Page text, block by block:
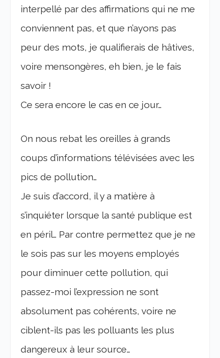
interpellé par des affirmations qui ne me
conviennent pas, et que n’ayons pas
peur des mots, je qualifierais de hâtives,
voire mensongères, eh bien, je le fais
savoir !
Ce sera encore le cas en ce jour…
On nous rebat les oreilles à grands
coups d’informations télévisées avec les
pics de pollution…
Je suis d’accord, il y a matière à
s’inquiéter lorsque la santé publique est
en péril… Par contre permettez que je ne
le sois pas sur les moyens employés
pour diminuer cette pollution, qui
passez-moi l’expression ne sont
absolument pas cohérents, voire ne
ciblent-ils pas les polluants les plus
dangereux à leur source…